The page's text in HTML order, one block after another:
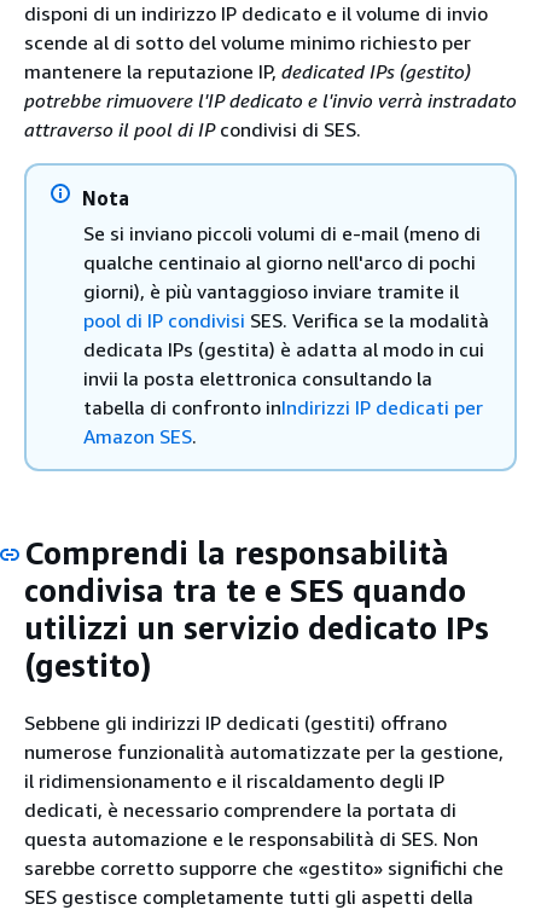
disponi di un indirizzo IP dedicato e il volume di invio
scende al di sotto del volume minimo richiesto per
mantenere la reputazione IP, dedicated IPs (gestito)
potrebbe rimuovere l'IP dedicato e l'invio verrà instradato
attraverso il pool di IPcondivisi di SES.
Nota
Se si inviano piccoli volumi di e-mail (meno di
qualche centinaio al giorno nell'arco di pochi
giorni), è più vantaggioso inviare tramite il
pool di IP condivisi SES. Verifica se la modalità
dedicata IPs (gestita) è adatta al modo in cui
invii la posta elettronica consultando la
tabella di confronto inIndirizzi IP dedicati per
Amazon SES.
Comprendi la responsabilità
condivisa tra te e SES quando
utilizzi un servizio dedicato IPs
(gestito)
Sebbene gli indirizzi IP dedicati (gestiti) offrano
numerose funzionalità automatizzate per la gestione,
il ridimensionamento e il riscaldamento degli IP
dedicati, è necessario comprendere la portata di
questa automazione e le responsabilità di SES. Non
sarebbe corretto supporre che «gestito» significhi che
SES gestisce completamente tutti gli aspetti della